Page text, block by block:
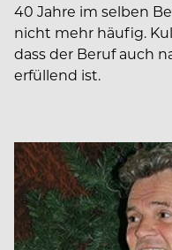
40 Jahre im selben
nicht mehr häufig.
dass der Beruf auch
erfüllend ist.